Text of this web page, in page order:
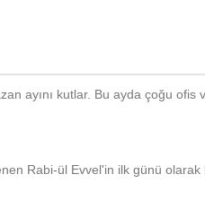
ayını kutlar. Bu ayda çoğu ofis
Rabi-ül Evvel'in ilk günü